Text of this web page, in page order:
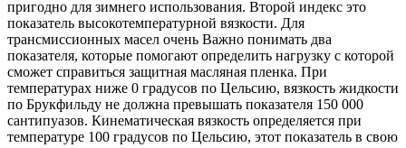
пригодно для зимнего использования. Второй индекс это
показатель высокотемпературной вязкости. Для
трансмиссионных масел очень Важно понимать два
показателя, которые помогают определить нагрузку с которой
сможет справиться защитная масляная пленка. При
температурах ниже 0 градусов по Цельсию, вязкость жидкости
по Брукфильду не должна превышать показателя 150 000
сантипуазов. Кинематическая вязкость определяется при
температуре 100 градусов по Цельсию, этот показатель в свою